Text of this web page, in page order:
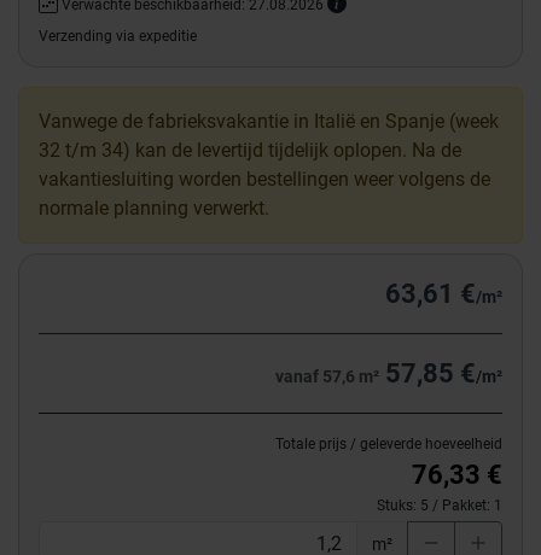
Verwachte beschikbaarheid: 27.08.2026
Verzending via expeditie
Vanwege de fabrieksvakantie in Italië en Spanje (week
32 t/m 34) kan de levertijd tijdelijk oplopen. Na de
vakantiesluiting worden bestellingen weer volgens de
normale planning verwerkt.
63,61 €/m²
vanaf 57,6 m² 57,85 €/m²
Totale prijs / geleverde hoeveelheid
76,33 €
Stuks: 5 / Pakket: 1
m²